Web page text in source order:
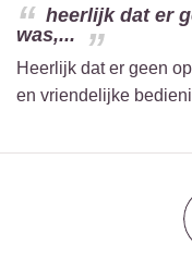
heerlijk dat er
was,...
Heerlijk dat er geen
en vriendelijke